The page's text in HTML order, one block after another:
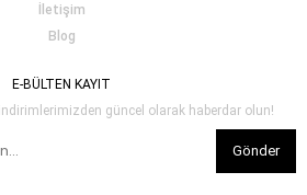
İletişim
Blog
E-BÜLTEN KAYIT
güncel olarak haberdar olun!
Gönder